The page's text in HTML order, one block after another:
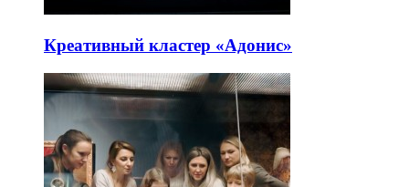
Креативный кластер «Адонис»